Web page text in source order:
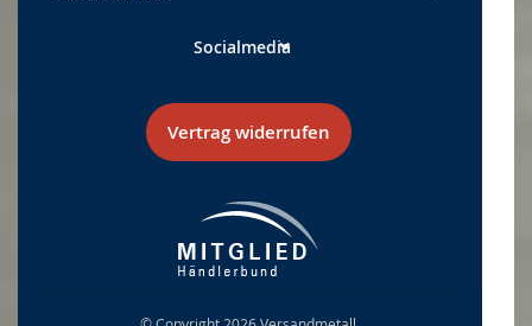
Socialmedia
Vertrag widerrufen